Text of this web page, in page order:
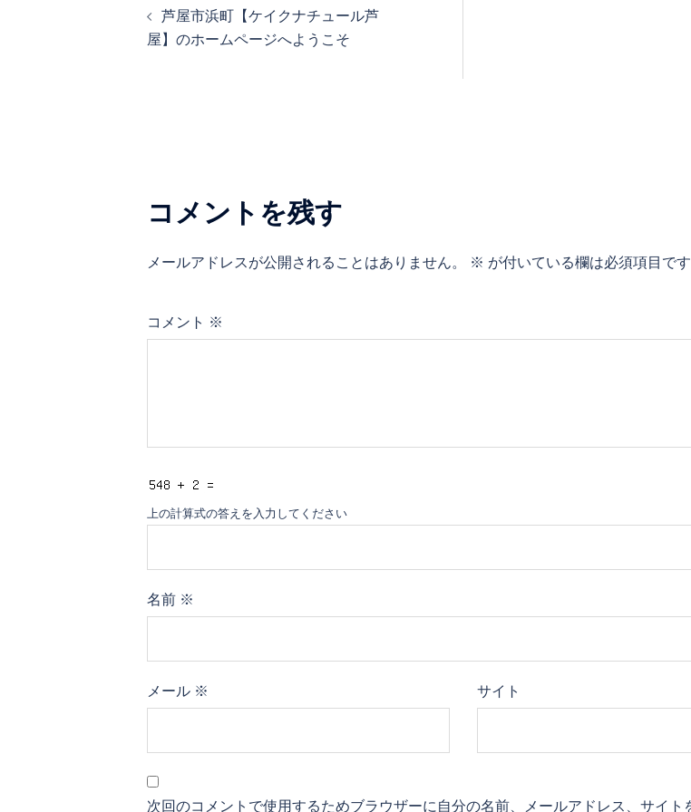
芦屋市浜町【ケイクナチュール芦
屋】のホームページへようこそ
コメントを残す
メールアドレスが公開されることはありません。 ※ が付いている欄は必須項目です
コメント ※
上の計算式の答えを入力してください
名前 ※
メール ※ サイト
次回のコメントで使用するためブラウザーに自分の名前、メールアドレス、サイト